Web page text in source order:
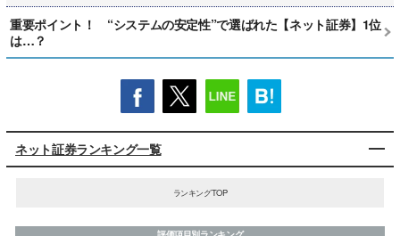
重要ポイント！ “システムの安定性”で選ばれた【ネット証券】1位
は…？
ネット証券ランキング一覧
ランキングTOP